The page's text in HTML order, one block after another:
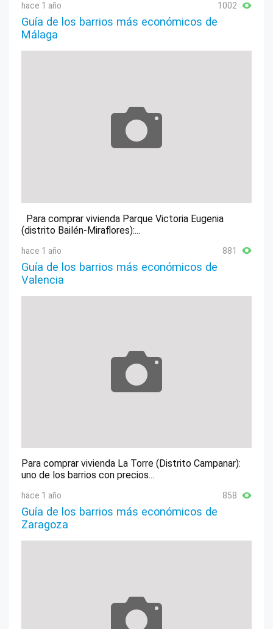
hace 1 año 1002
Guía de los barrios más económicos de
Málaga
Para comprar vivienda Parque Victoria Eugenia
(distrito Bailén-Miraflores):...
hace 1 año 881
Guía de los barrios más económicos de
Valencia
Para comprar vivienda La Torre (Distrito Campanar):
uno de los barrios con precios...
hace 1 año 858
Guía de los barrios más económicos de
Zaragoza